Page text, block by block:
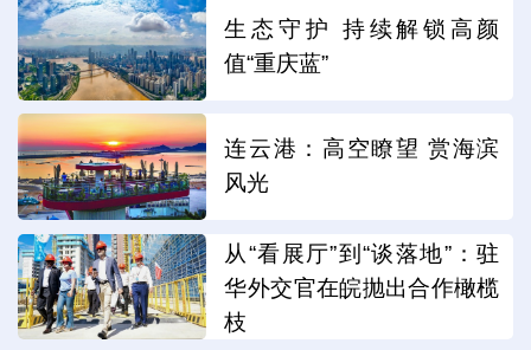
生态守护 持续解锁高颜
值“重庆蓝”
连云港：高空瞭望 赏海滨
风光
从“看展厅”到“谈落地”：驻
华外交官在皖抛出合作橄榄
枝